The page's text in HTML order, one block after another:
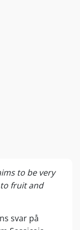
to be very
fruit and
svar på